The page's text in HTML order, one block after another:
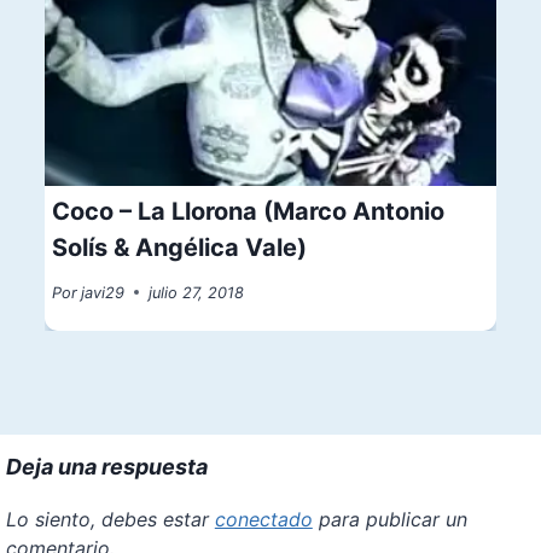
Coco – La Llorona (Marco Antonio
Solís & Angélica Vale)
Por javi29 julio 27, 2018
Deja una respuesta
Lo siento, debes estar conectado para publicar un
comentario.